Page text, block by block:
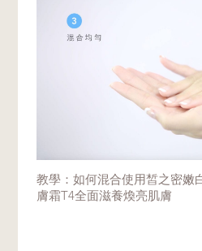
教學：如何混合使用皙之密嫩
膚霜T4全面滋養煥亮肌膚